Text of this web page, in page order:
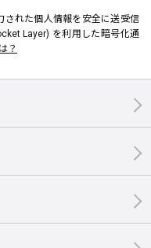
された個人情報を安全に送受信
Layer) を利用した暗号化通
？